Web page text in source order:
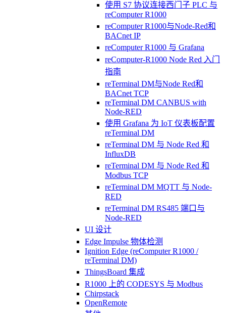
使用 S7 协议连接西门子 PLC 与
reComputer R1000
reComputer R1000与Node-Red和
BACnet IP
reComputer R1000 与 Grafana
reComputer-R1000 Node Red 入门
指南
reTerminal DM与Node Red和
BACnet TCP
reTerminal DM CANBUS with
Node-RED
使用 Grafana 为 IoT 仪表板配置
reTerminal DM
reTerminal DM 与 Node Red 和
InfluxDB
reTerminal DM 与 Node Red 和
Modbus TCP
reTerminal DM MQTT 与 Node-
RED
reTerminal DM RS485 端口与
Node-RED
UI 设计
Edge Impulse 物体检测
Ignition Edge (reComputer R1000 /
reTerminal DM)
ThingsBoard 集成
R1000 上的 CODESYS 与 Modbus
Chirpstack
OpenRemote